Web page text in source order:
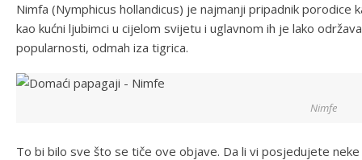
Nimfa (Nymphicus hollandicus) je najmanji pripadnik porodice
kao kućni ljubimci u cijelom svijetu i uglavnom ih je lako
popularnosti, odmah iza tigrica.
Nimfe
To bi bilo sve što se tiče ove objave. Da li vi posjedujete